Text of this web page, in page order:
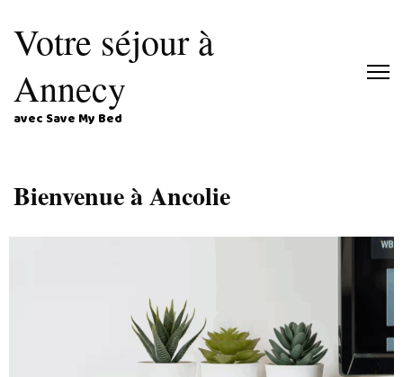
Votre séjour à
Annecy
avec Save My Bed
Bienvenue à Ancolie